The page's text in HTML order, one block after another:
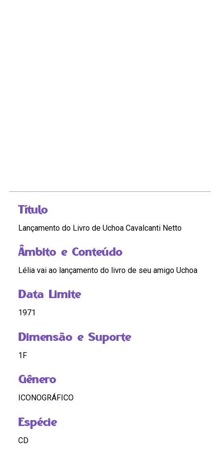
Título
Lançamento do Livro de Uchoa Cavalcanti Netto
Âmbito e Conteúdo
Lélia vai ao lançamento do livro de seu amigo Uchoa
Data Limite
1971
Dimensão e Suporte
1F
Gênero
ICONOGRÁFICO
Espécie
CD